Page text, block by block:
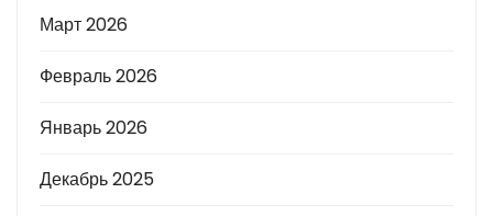
Март 2026
Февраль 2026
Январь 2026
Декабрь 2025